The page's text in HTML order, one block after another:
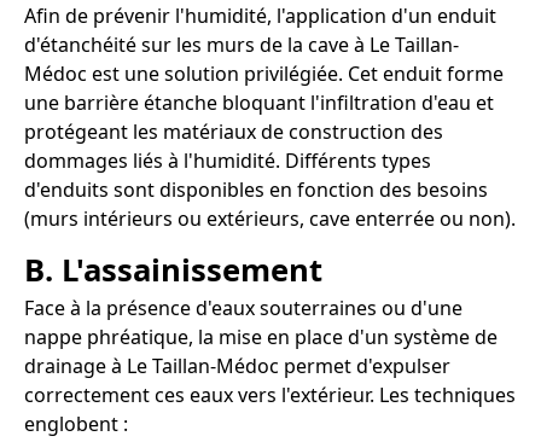
Afin de prévenir l'humidité, l'application d'un enduit
d'étanchéité sur les murs de la cave à Le Taillan-
Médoc est une solution privilégiée. Cet enduit forme
une barrière étanche bloquant l'infiltration d'eau et
protégeant les matériaux de construction des
dommages liés à l'humidité. Différents types
d'enduits sont disponibles en fonction des besoins
(murs intérieurs ou extérieurs, cave enterrée ou non).
B. L'assainissement
Face à la présence d'eaux souterraines ou d'une
nappe phréatique, la mise en place d'un système de
drainage à Le Taillan-Médoc permet d'expulser
correctement ces eaux vers l'extérieur. Les techniques
englobent :